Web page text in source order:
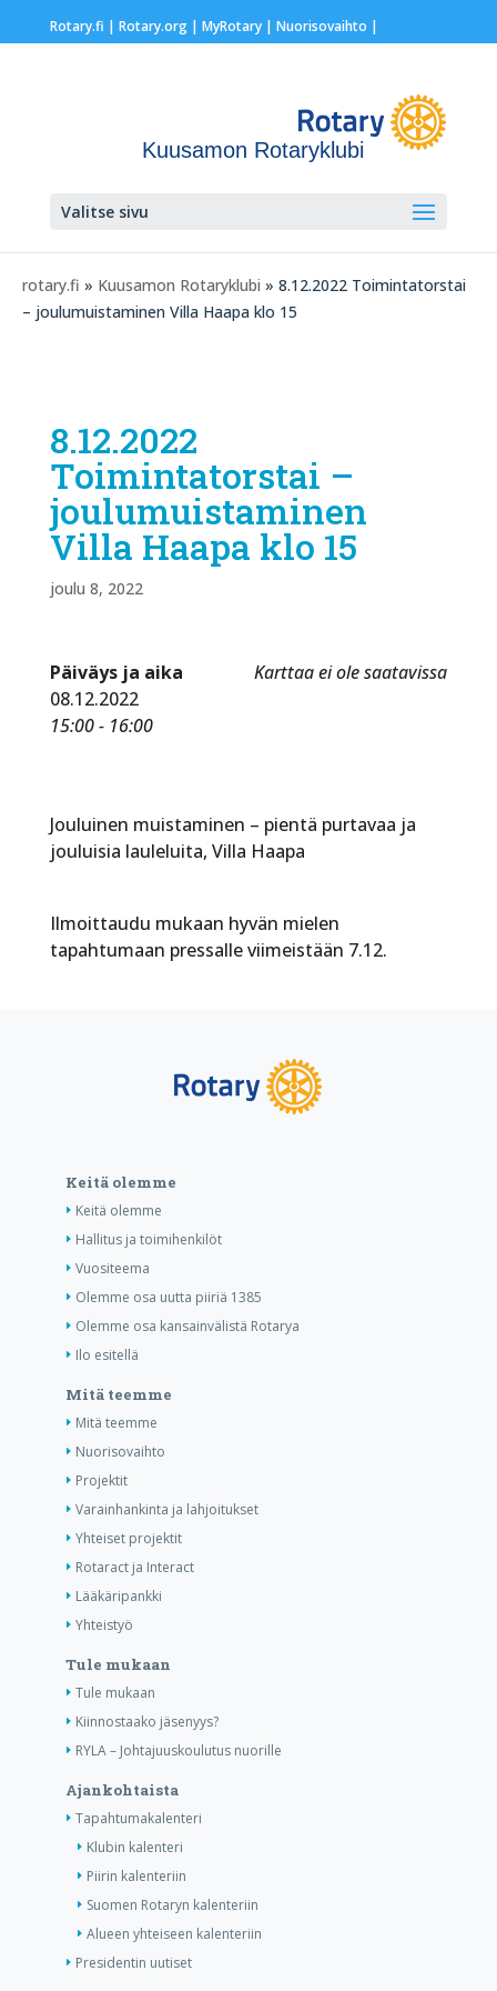
Rotary.fi | Rotary.org| MyRotary | Nuorisovaihto |
Kuusamon Rotaryklubi
Valitse sivu
rotary.fi » Kuusamon Rotaryklubi » 8.12.2022 Toimintatorstai
– joulumuistaminen Villa Haapa klo 15
8.12.2022
Toimintatorstai –
joulumuistaminen
Villa Haapa klo 15
joulu 8, 2022
Karttaa ei ole saatavissa
Päiväys ja aika
08.12.2022
15:00 - 16:00
Jouluinen muistaminen – pientä purtavaa ja
jouluisia lauleluita, Villa Haapa
Ilmoittaudu mukaan hyvän mielen
tapahtumaan pressalle viimeistään 7.12.
Keitä olemme
Keitä olemme
Hallitus ja toimihenkilöt
Vuositeema
Olemme osa uutta piiriä 1385
Olemme osa kansainvälistä Rotarya
Ilo esitellä
Mitä teemme
Mitä teemme
Nuorisovaihto
Projektit
Varainhankinta ja lahjoitukset
Yhteiset projektit
Rotaract ja Interact
Lääkäripankki
Yhteistyö
Tule mukaan
Tule mukaan
Kiinnostaako jäsenyys?
RYLA – Johtajuuskoulutus nuorille
Ajankohtaista
Tapahtumakalenteri
Klubin kalenteri
Piirin kalenteriin
Suomen Rotaryn kalenteriin
Alueen yhteiseen kalenteriin
Presidentin uutiset